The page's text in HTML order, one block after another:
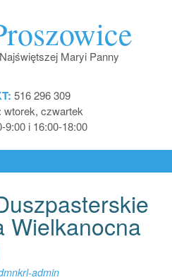
Maryi Panny
516 296 309
wtorek, czwartek
9:00 i 16:00-18:00
Wielkanocna
admin